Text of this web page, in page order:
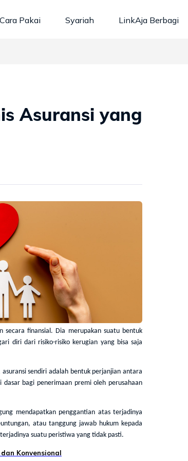
Cara Pakai Syariah LinkAja Berbagi
Asuransi yang
secara finansial. Dia merupakan suatu bentuk
diri dari risiko-risiko kerugian yang bisa saja
sendiri adalah bentuk perjanjian antara
dasar bagi penerimaan premi oleh perusahaan
mendapatkan penggantian atas terjadinya
atau tanggung jawab hukum kepada
suatu peristiwa yang tidak pasti.
Konvensional